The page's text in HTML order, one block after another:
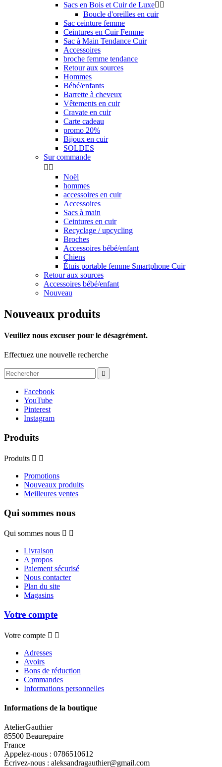
Sacs en Bois et Cuir de Luxe 
Boucle d'oreilles en cuir
Sac ceinture femme
Ceintures en Cuir Femme
Sac à Main Tendance Cuir
Accessoires
broche femme tendance
Retour aux sources
Hommes
Bébé/enfants
Barrette à cheveux
Vêtements en cuir
Cravate en cuir
Carte cadeau
promo 20%
Bijoux en cuir
SOLDES
Sur commande
 
Noël
hommes
accessoires en cuir
Accessoires
Sacs à main
Ceintures en cuir
Recyclage / upcycling
Broches
Accessoires bébé/enfant
Chiens
Étuis portable femme Smartphone Cuir
Retour aux sources
Accessoires bébé/enfant
Nouveau
Nouveaux produits
Veuillez nous excuser pour le désagrément.
Effectuez une nouvelle recherche

Facebook
YouTube
Pinterest
Instagram
Produits
Produits  
Promotions
Nouveaux produits
Meilleures ventes
Qui sommes nous
Qui sommes nous  
Livraison
A propos
Paiement sécurisé
Nous contacter
Plan du site
Magasins
Votre compte
Votre compte  
Adresses
Avoirs
Bons de réduction
Commandes
Informations personnelles
Informations de la boutique
AtelierGauthier
85500 Beaurepaire
France
Appelez-nous : 0786510612
Écrivez-nous : aleksandragauthier@gmail.com